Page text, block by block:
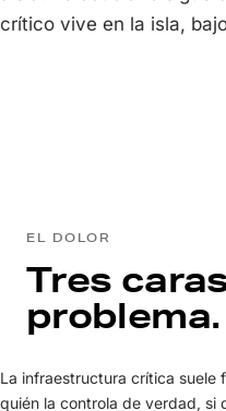
crítico vive en la isla,
EL DOLOR
Tres
problema.
La infraestructura crítica suele
quién la controla de verdad, si